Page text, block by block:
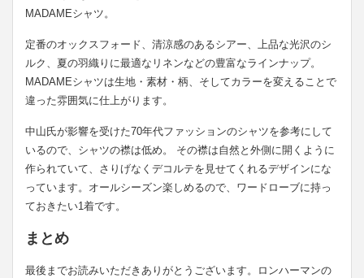
MADAMEシャツ。
定番のオックスフォード、清涼感のあるシアー、上品な光沢のシ
ルク、夏の羽織りに最適なリネンなどの豊富なラインナップ。
MADAMEシャツは生地・素材・柄、そしてカラーを変えることで
違った雰囲気に仕上がります。
中山氏が影響を受けた70年代ファッションのシャツを参考にして
いるので、シャツの襟は低め。 その襟は自然と外側に開くように
作られていて、さりげなくデコルテを見せてくれるデザインにな
っています。オールシーズン楽しめるので、ワードローブに持っ
ておきたい1着です。
まとめ
最後までお読みいただきありがとうございます。ロンハーマンの